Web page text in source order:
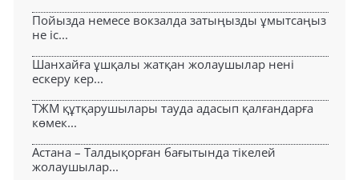
Пойызда немесе вокзалда затыңызды ұмытсаңыз
не іс...
Шанхайға ұшқалы жатқан жолаушылар нені
ескеру кер...
ТЖМ құтқарушылары тауда адасып қалғандарға
көмек...
Астана – Талдықорған бағытында тікелей
жолаушылар...